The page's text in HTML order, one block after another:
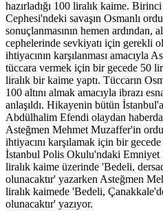
hazırladığı 100 liralık kaime.
Cephesi'ndeki savaşın Osmanlı
sonuçlanmasının hemen ardından,
cephelerinde sevkiyatı için gerekli
ihtiyacının karşılanması amacıyla
tüccara vermek için bir gecede 50
liralık bir kaime yaptı. Tüccarın
100 altını almak amacıyla ibrazı
anlaşıldı. Hikayenin bütün
Abdülhalim Efendi olaydan
Asteğmen Mehmet Muzaffer'in
ihtiyacını karşılamak için bir
İstanbul Polis Okulu'ndaki
liralık kaime üzerinde 'Bedeli,
olunacaktır' yazarken Asteğmen
liralık kaimede 'Bedeli,
olunacaktır' yazıyor.